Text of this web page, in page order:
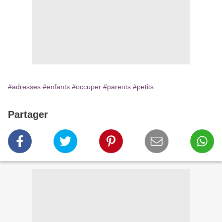
#adresses #enfants #occuper #parents #petits
Partager